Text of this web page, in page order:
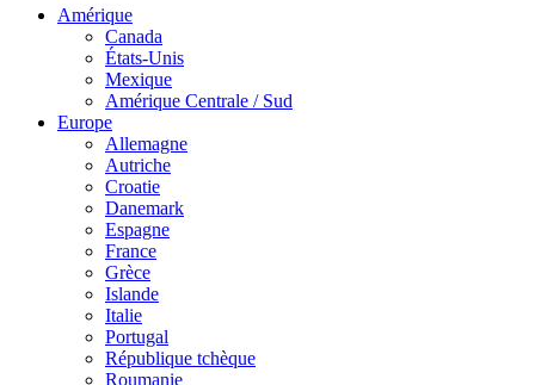
Amérique
Canada
États-Unis
Mexique
Amérique Centrale / Sud
Europe
Allemagne
Autriche
Croatie
Danemark
Espagne
France
Grèce
Islande
Italie
Portugal
République tchèque
Roumanie